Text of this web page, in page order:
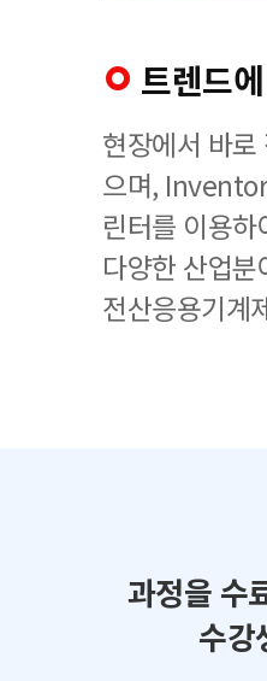
트렌드
현장에서 바
으며,
린터를 이용
다양한 산업
전산응용기계
과정을 수
수강